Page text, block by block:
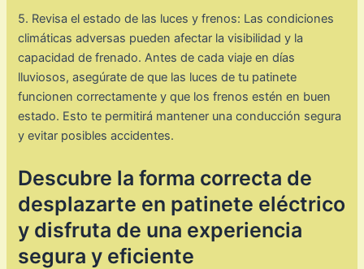
5. Revisa el estado de las luces y frenos: Las condiciones
climáticas adversas pueden afectar la visibilidad y la
capacidad de frenado. Antes de cada viaje en días
lluviosos, asegúrate de que las luces de tu patinete
funcionen correctamente y que los frenos estén en buen
estado. Esto te permitirá mantener una conducción segura
y evitar posibles accidentes.
Descubre la forma correcta de
desplazarte en patinete eléctrico
y disfruta de una experiencia
segura y eficiente